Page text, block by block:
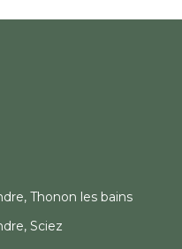
Thonon les bains
Sciez